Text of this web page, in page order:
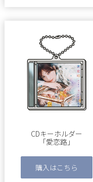
CDキーホルダー
「愛恋路」
購入はこちら